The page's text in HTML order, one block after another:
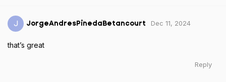
J JorgeAndresPinedaBetancourt Dec 11, 2024
that’s great
Reply